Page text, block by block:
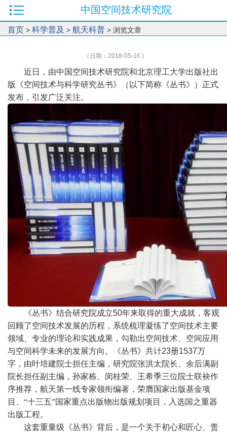
中国空间技术研究院
首页 > 科学普及 > 航天科普 > 浏览文章
（日期：2018-05-16 )
近日，由中国空间技术研究院和北京理工大学出版社出
版《空间技术与科学研究丛书》（以下简称《丛书》）正式
发布，引发广泛关注。
《丛书》结合研究院成立50年来取得的重大成就，客观
回顾了空间技术发展的历程，系统梳理凝练了空间技术主要
领域、专业的理论和实践成果，勾勒出空间技术、空间应用
与空间科学未来的发展方向。《丛书》共计23册1537万
字，由叶培建院士担任主编，研究院张洪太院长、余后满副
院长担任副主编，孙家栋、闵桂荣、王希季三位院士联袂作
序推荐，航天第一线专家领衔编著，荣膺国家出版基金项
目、“十三五”国家重点出版物出版规划项目，入选国之重器
出版工程。
这套重量级《丛书》背后，是一个关于初心和匠心、责